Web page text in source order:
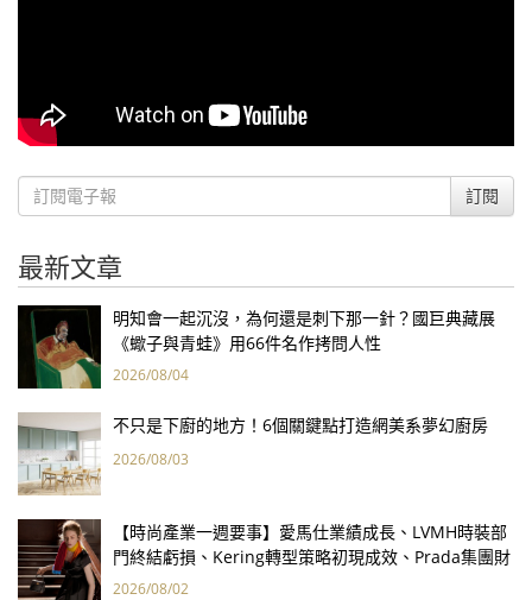
訂閱
最新文章
明知會一起沉沒，為何還是刺下那一針？國巨典藏展
《蠍子與青蛙》用66件名作拷問人性
2026/08/04
不只是下廚的地方！6個關鍵點打造網美系夢幻廚房
2026/08/03
【時尚產業一週要事】愛馬仕業績成長、LVMH時裝部
門終結虧損、Kering轉型策略初現成效、Prada集團財
報亮眼
2026/08/02